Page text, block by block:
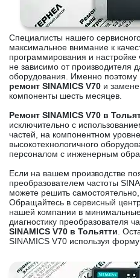
Специалисты нашего
максимальное внимание к
программирования и настройке
не зависимо от производителя
оборудования. Именно
ремонт SINAMICS V70 и
компоненты шесть месяцев.
Ремонт SINAMICS V70 в
исключительно с
частей, на компонентном
высокотехнологичного
персоналом с инженерным
Если на вашем производстве
преобразователем частоты
можете решить
Обращайтесь в сервисный
нашей компании в минимальные
диагностику преобразователя
SINAMICS V70 в Тольятти .
SINAMICS V70 используя форму